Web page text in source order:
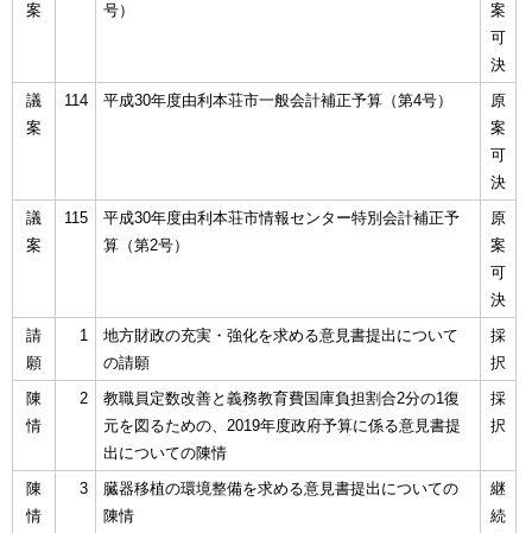
案
号）
案
可
決
議
案
114 平成30年度由利本荘市一般会計補正予算（第4号）
原
案
可
決
議
案
115
平成30年度由利本荘市情報センター特別会計補正予
算（第2号）
原
案
可
決
請
願
1
地方財政の充実・強化を求める意見書提出について
の請願
採
択
陳
情
2
教職員定数改善と義務教育費国庫負担割合2分の1復
元を図るための、2019年度政府予算に係る意見書提
出についての陳情
採
択
陳
情
3
臓器移植の環境整備を求める意見書提出についての
陳情
継
続